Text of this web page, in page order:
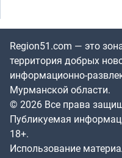
Region51.com — это
территория добрых
информационно-
Мурманской области.
© 2026 Все права
Публикуемая
18+.
Использование